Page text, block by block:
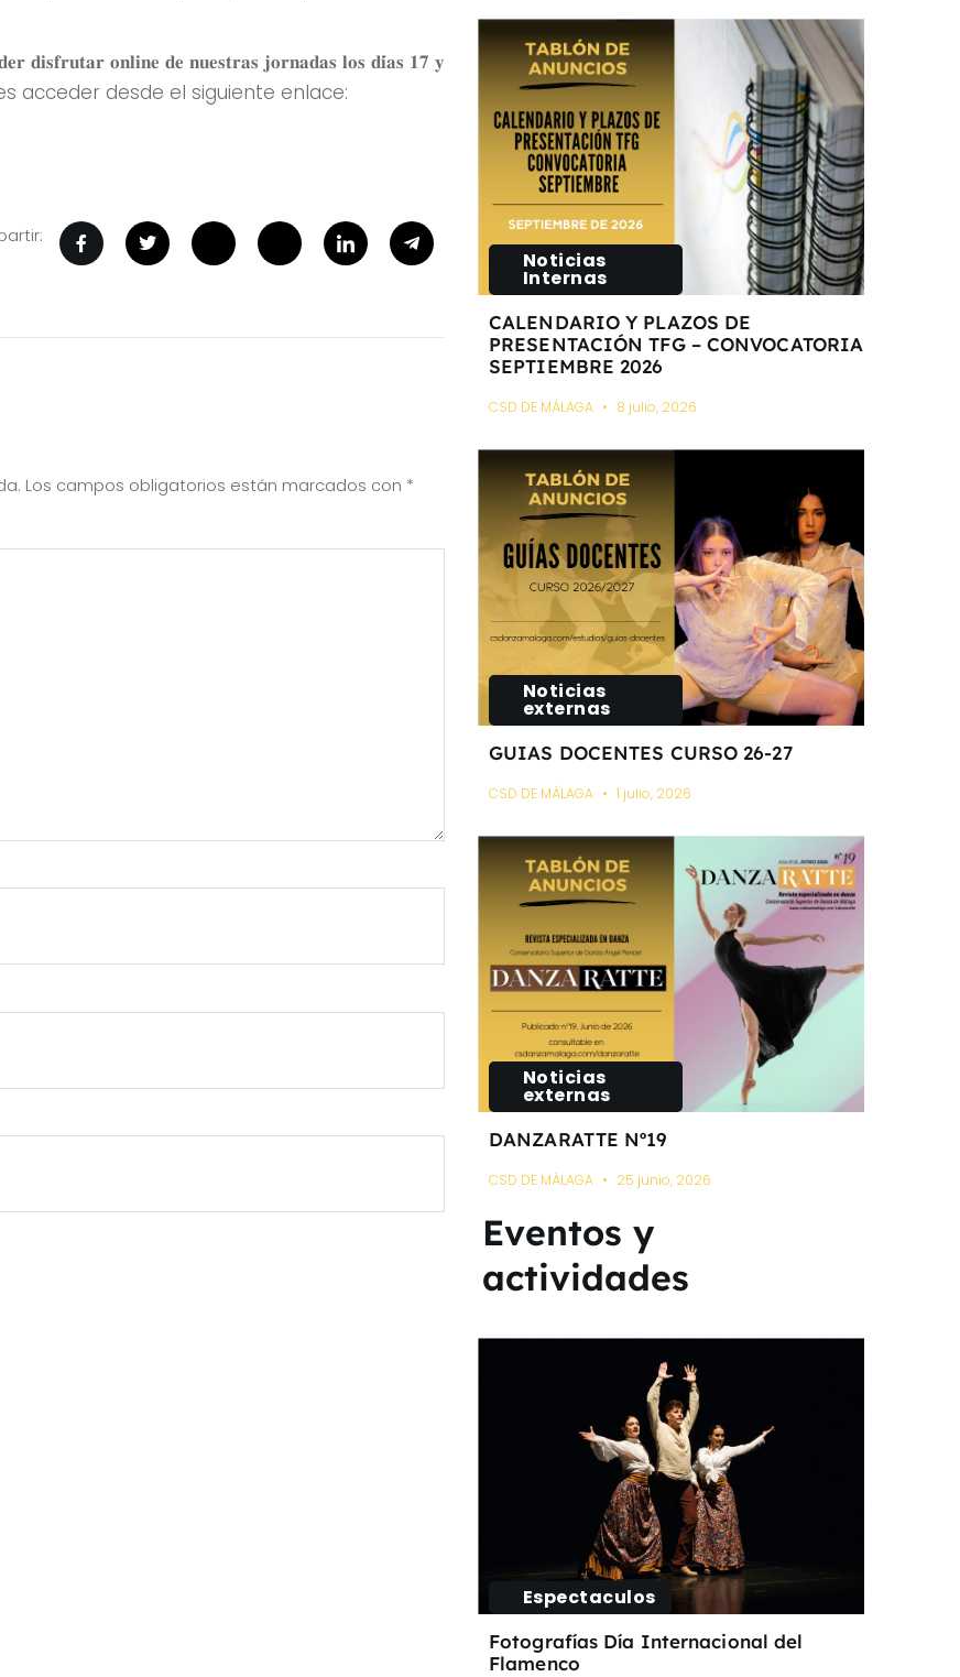
𝐨𝐧𝐥𝐢𝐧𝐞 𝐝𝐞 𝐧𝐮𝐞𝐬𝐭𝐫𝐚𝐬 𝐣𝐨𝐫𝐧𝐚𝐝𝐚𝐬 𝐥𝐨𝐬 𝐝𝐢́𝐚𝐬 𝟏𝟕 𝐲
acceder desde el siguiente enlace:
Los campos obligatorios están marcados con *
Noticias
Internas
CALENDARIO Y PLAZOS DE
PRESENTACIÓN TFG – CONVOCATORIA
SEPTIEMBRE 2026
CSD DE MÁLAGA 8 julio, 2026
Noticias
externas
GUIAS DOCENTES CURSO 26-27
CSD DE MÁLAGA 1 julio, 2026
Noticias
externas
DANZARATTE Nº19
CSD DE MÁLAGA 25 junio, 2026
Eventos y
actividades
Espectaculos
Fotografías Día Internacional del
Flamenco